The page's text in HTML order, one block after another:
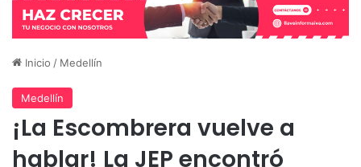
Inicio / Medellín
Medellín
¡La Escombrera vuelve a
hablar! La JEP encontró